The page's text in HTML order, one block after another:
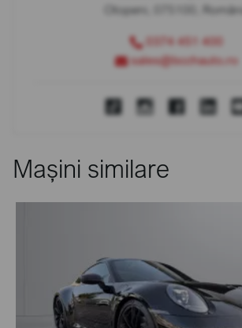
Otopeni, 075100,
0374 451 400
sales@bcchauto.ro
Mașini similare